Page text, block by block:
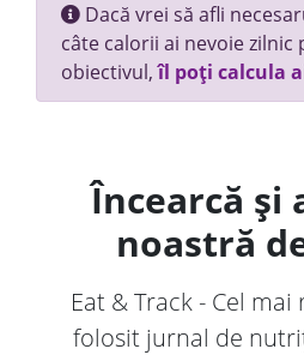
Dacă vrei să afli
câte calorii ai nevoie
obiectivul,îl poți calcula
Încearcă și
noastră
Eat & Track - Cel
folosit jurnal de